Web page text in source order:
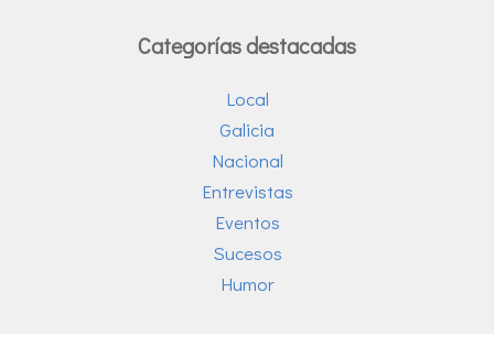
Categorías destacadas
Local
Galicia
Nacional
Entrevistas
Eventos
Sucesos
Humor